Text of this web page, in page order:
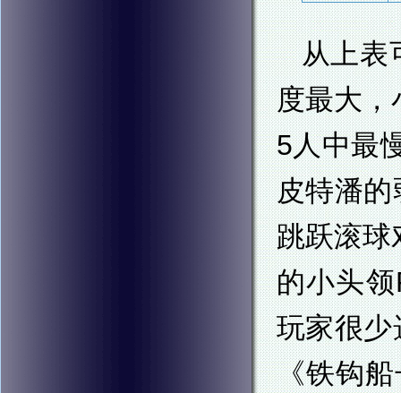
从上表
度最大，
5人中最
皮特潘
跳跃滚球
的小头
玩家很
《铁钩